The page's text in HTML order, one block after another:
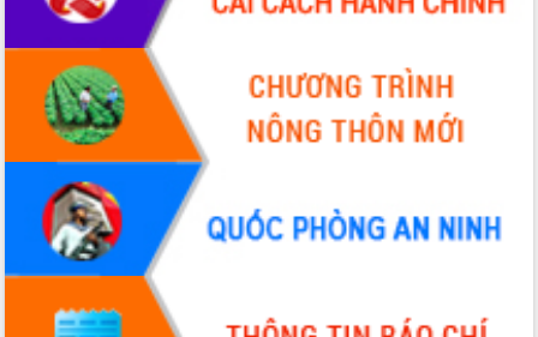
Lễ phát động chuỗi hoạt động chung
tay làm sạch môi trường
Xã Ea Kar bước chuyển mình trong
công tác cải cách hành chính mô hình
mới
UBND tỉnh họp báo định kỳ tháng 4
Hội thảo khoa học “Giải pháp thúc đẩy
phát triển nền kinh tế xanh tại tỉnh
Đắk Lắk”
Tăng cường giám sát, đôn đốc thực
hiện nhiệm vụ quản lý tài sản công
hàng tuần